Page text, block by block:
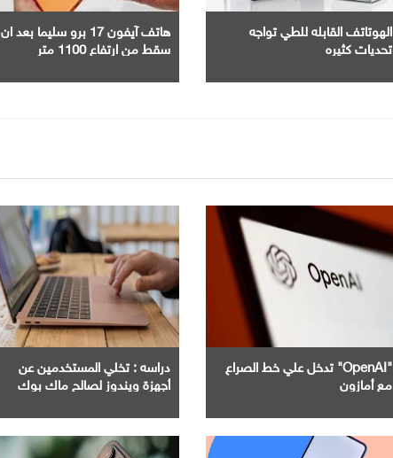
الهوتاتف القابله للطي تواجه
تحديات كثيره
هاتف آيفون 17 برو سليما بعد ان
سقط من ارتفاع 1100 متر
"OpenAI" تدخل علي خط الصراع
مع أمازون
دراسه : تخلي المستخدمين عن
أجهزة ويندوز لصالح ماك بوك